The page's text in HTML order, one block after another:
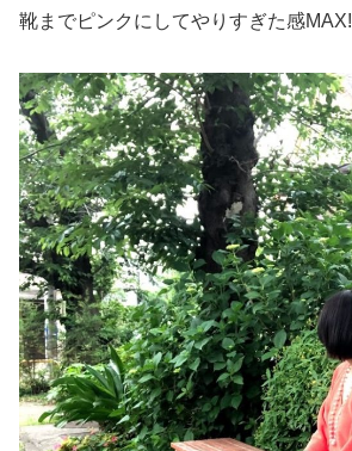
靴までピンクにしてやりすぎた感MAX!